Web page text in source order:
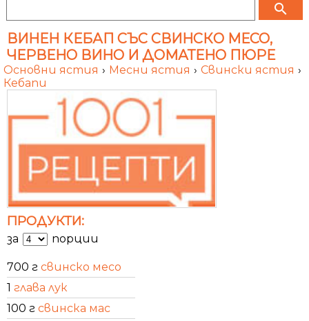
search
ВИНЕН КЕБАП СЪС СВИНСКО МЕСО,
ЧЕРВЕНО ВИНО И ДОМАТЕНО ПЮРЕ
Основни ястия › Месни ястия › Свински ястия ›
Кебапи
ПРОДУКТИ:
за порции
700 г свинско месо
1 глава лук
100 г свинска мас